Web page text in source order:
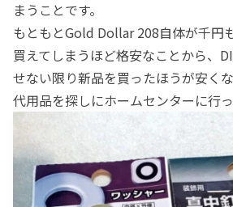
まうことです。
もともとGold Dollar 208自体が千円
買えてしまうほど格安なことから、
せない限り新品を買ったほうが安くな
代用品を探しにホームセンターに行っ